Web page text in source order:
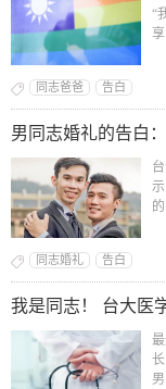
“
同志爸爸 告白
男同志婚礼的告白
同志婚礼 告白
我是同志！ 台大医